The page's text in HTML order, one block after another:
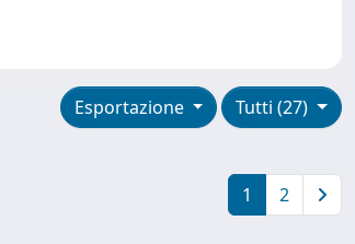
Tutti (27)
Esportazione
1 2